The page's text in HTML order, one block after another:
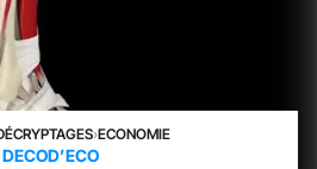
›ECONOMIE
DECOD’ECO